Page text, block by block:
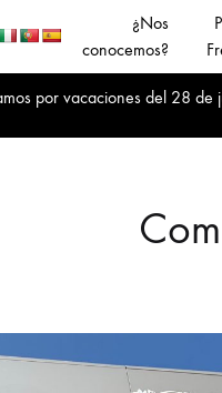
por vacaciones del 28 de
¿Nos
conocemos?